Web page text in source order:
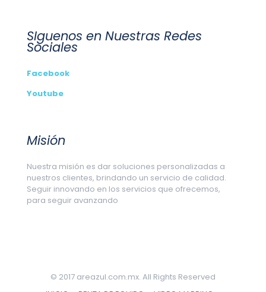
SIguenos en Nuestras Redes
Sociales
Facebook
Youtube
Misión
Nuestra misión es dar soluciones personalizadas a
nuestros clientes, brindando un servicio de calidad.
Seguir innovando en los servicios que ofrecemos,
para seguir avanzando
© 2017 areazul.com.mx. All Rights Reserved